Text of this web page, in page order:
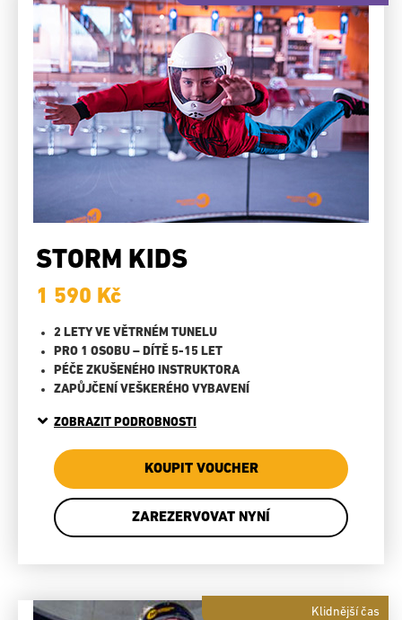
STORM KIDS
1 590 Kč
2 LETY VE VĚTRNÉM TUNELU
PRO 1 OSOBU – DÍTĚ 5-15 LET
PÉČE ZKUŠENÉHO INSTRUKTORA
ZAPŮJČENÍ VEŠKERÉHO VYBAVENÍ
ZOBRAZIT PODROBNOSTI
KOUPIT VOUCHER
ZAREZERVOVAT NYNÍ
Klidnější čas